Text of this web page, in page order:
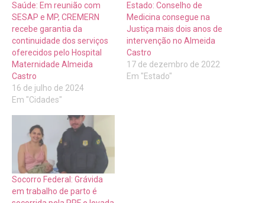
Saúde: Em reunião com
SESAP e MP, CREMERN
recebe garantia da
continuidade dos serviços
oferecidos pelo Hospital
Maternidade Almeida
Castro
16 de julho de 2024
Em "Cidades"
Estado: Conselho de
Medicina consegue na
Justiça mais dois anos de
intervenção no Almeida
Castro
17 de dezembro de 2022
Em "Estado"
Socorro Federal: Grávida
em trabalho de parto é